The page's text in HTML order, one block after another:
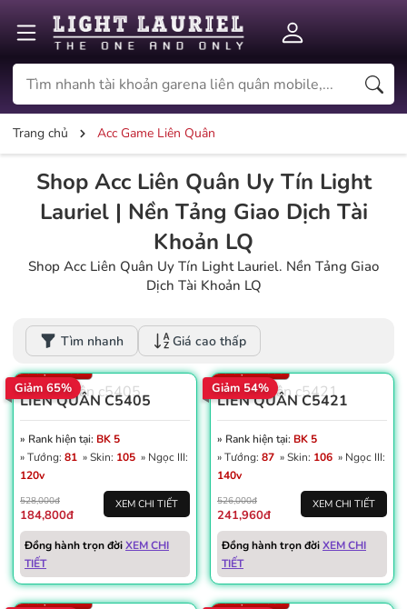
Trang chủ Acc Game Liên Quân
Shop Acc Liên Quân Uy Tín Light
Lauriel | Nền Tảng Giao Dịch Tài
Khoản LQ
Shop Acc Liên Quân Uy Tín Light Lauriel. Nền Tảng Giao
Dịch Tài Khoản LQ
Tìm nhanh Giá cao thấp
Giảm 65%
Win: 53%
Thẻ đổi tên: 2
Số trận: 1.554
LIÊN QUÂN C5405
» Rank hiện tại:
BK 5
» Tướng: 81 » Skin: 105 » Ngọc III:
120v
528,000đ
184,800đ
XEM CHI TIẾT
Đồng hành trọn đờiXEM CHI
TIẾT
Giảm 54%
Dấu ấn: 3
Thẻ đổi tên: 8
Số trận: 1.508
LIÊN QUÂN C5421
» Rank hiện tại:
BK 5
» Tướng: 87 » Skin: 106 » Ngọc III:
140v
526,000đ
241,960đ
XEM CHI TIẾT
Đồng hành trọn đờiXEM CHI
TIẾT
Win: 55%
Thẻ đổi tên: 13
Số trận: 1.741
Win: 52%
Dấu ấn: 4
Thẻ đổi tên: 11
Số trận: 1.386